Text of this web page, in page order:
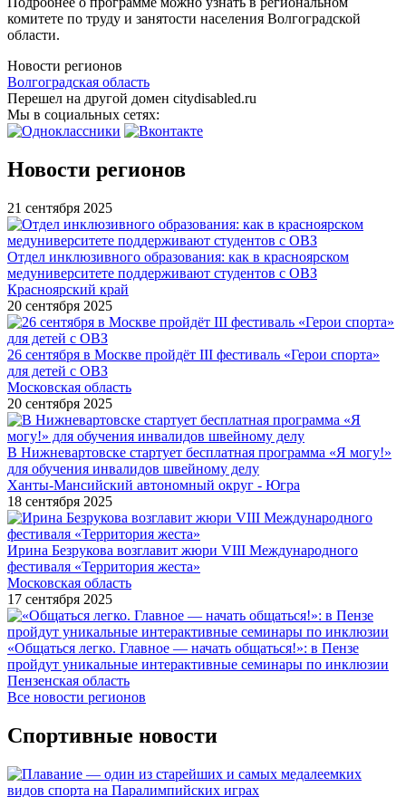
комитете по труду и занятости населения Волгоградской
области.
Новости регионов
Волгоградская область
Перешел на другой домен citydisabled.ru
Мы в социальных сетях:
Новости регионов
21 сентября 2025
Отдел инклюзивного образования: как в красноярском
медуниверситете поддерживают студентов с ОВЗ
Красноярский край
20 сентября 2025
26 сентября в Москве пройдёт III фестиваль «Герои спорта»
для детей с ОВЗ
Московская область
20 сентября 2025
В Нижневартовске стартует бесплатная программа «Я могу!»
для обучения инвалидов швейному делу
Ханты-Мансийский автономный округ - Югра
18 сентября 2025
Ирина Безрукова возглавит жюри VIII Международного
фестиваля «Территория жеста»
Московская область
17 сентября 2025
«Общаться легко. Главное — начать общаться!»: в Пензе
пройдут уникальные интерактивные семинары по инклюзии
Пензенская область
Все новости регионов
Спортивные новости